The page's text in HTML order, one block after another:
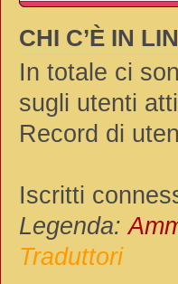
CHI C’È IN
In totale ci
sugli utenti
Record di
Iscritti
Legenda:
Traduttori